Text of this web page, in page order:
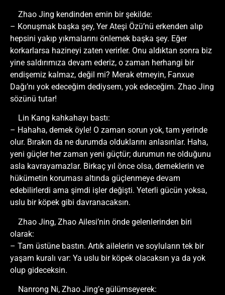
Zhao Jing kendinden emin bir şekilde:
– Konuşmak başka şey, Yer Ateşi Özü’nü erkenden alıp
hepsini yakıp yıkmalarını önlemek başka şey. Eğer
korkarlarsa hazineyi zaten verirler. Onu aldıktan sonra biz
yine saldırımıza devam ederiz, o zaman herhangi bir
endişemiz kalmaz, değil mi? Merak etmeyin, Fanxue
Dağı’nı yok edeceğim dediysem, yok edeceğim. Zhao Jing
sözünü tutar!
Lin Kang kahkahayı bastı:
– Hahaha, demek öyle! O zaman sorun yok, tam yerinde
olur. Bırakın da ne durumda olduklarını anlasınlar. Haha,
yeni güçler her zaman yeni güçtür; durumun ne olduğunu
asla kavrayamazlar. Birkaç yıl önce olsa, derneklerin ve
hükümetin koruması altında güçlenmeye devam
edebilirlerdi ama şimdi işler değişti. Yeterli gücün yoksa,
uslu bir köpek gibi davranacaksın.
Zhao Jing, Zhao Ailesi’nin önde gelenlerinden biri
olarak:
– Tam üstüne bastın. Artık ailelerin ve soyluların tek bir
yaşam kuralı var: Ya uslu bir köpek olacaksın ya da yok
olup gideceksin.
Nanrong Ni, Zhao Jing’e gülümseyerek: